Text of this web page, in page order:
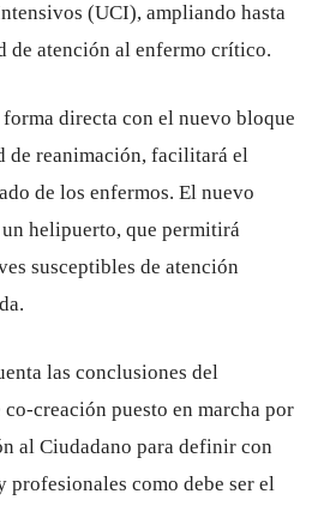
(UCI), ampliando hasta
de atención al enfermo crítico.
directa con el nuevo bloque
de reanimación, facilitará el
de los enfermos. El nuevo
helipuerto, que permitirá
susceptibles de atención
las conclusiones del
creación puesto en marcha por
al Ciudadano para definir con
profesionales como debe ser el